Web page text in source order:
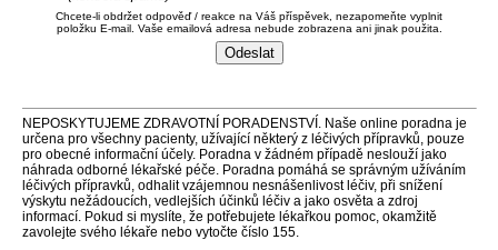
Chcete-li obdržet odpověď / reakce na Váš příspěvek, nezapomeňte vyplnit
položku E-mail. Vaše emailová adresa nebude zobrazena ani jinak použita.
NEPOSKYTUJEME ZDRAVOTNÍ PORADENSTVÍ. Naše online poradna je
určena pro všechny pacienty, užívající některý z léčivých přípravků, pouze
pro obecné informační účely. Poradna v žádném případě neslouží jako
náhrada odborné lékařské péče. Poradna pomáhá se správným užíváním
léčivých přípravků, odhalit vzájemnou nesnášenlivost léčiv, při snížení
výskytu nežádoucích, vedlejších účinků léčiv a jako osvěta a zdroj
informací. Pokud si myslíte, že potřebujete lékařkou pomoc, okamžitě
zavolejte svého lékaře nebo vytočte číslo 155.